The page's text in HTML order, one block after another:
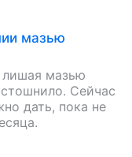
мазью
лишая мазью
Сейчас
дать, пока не